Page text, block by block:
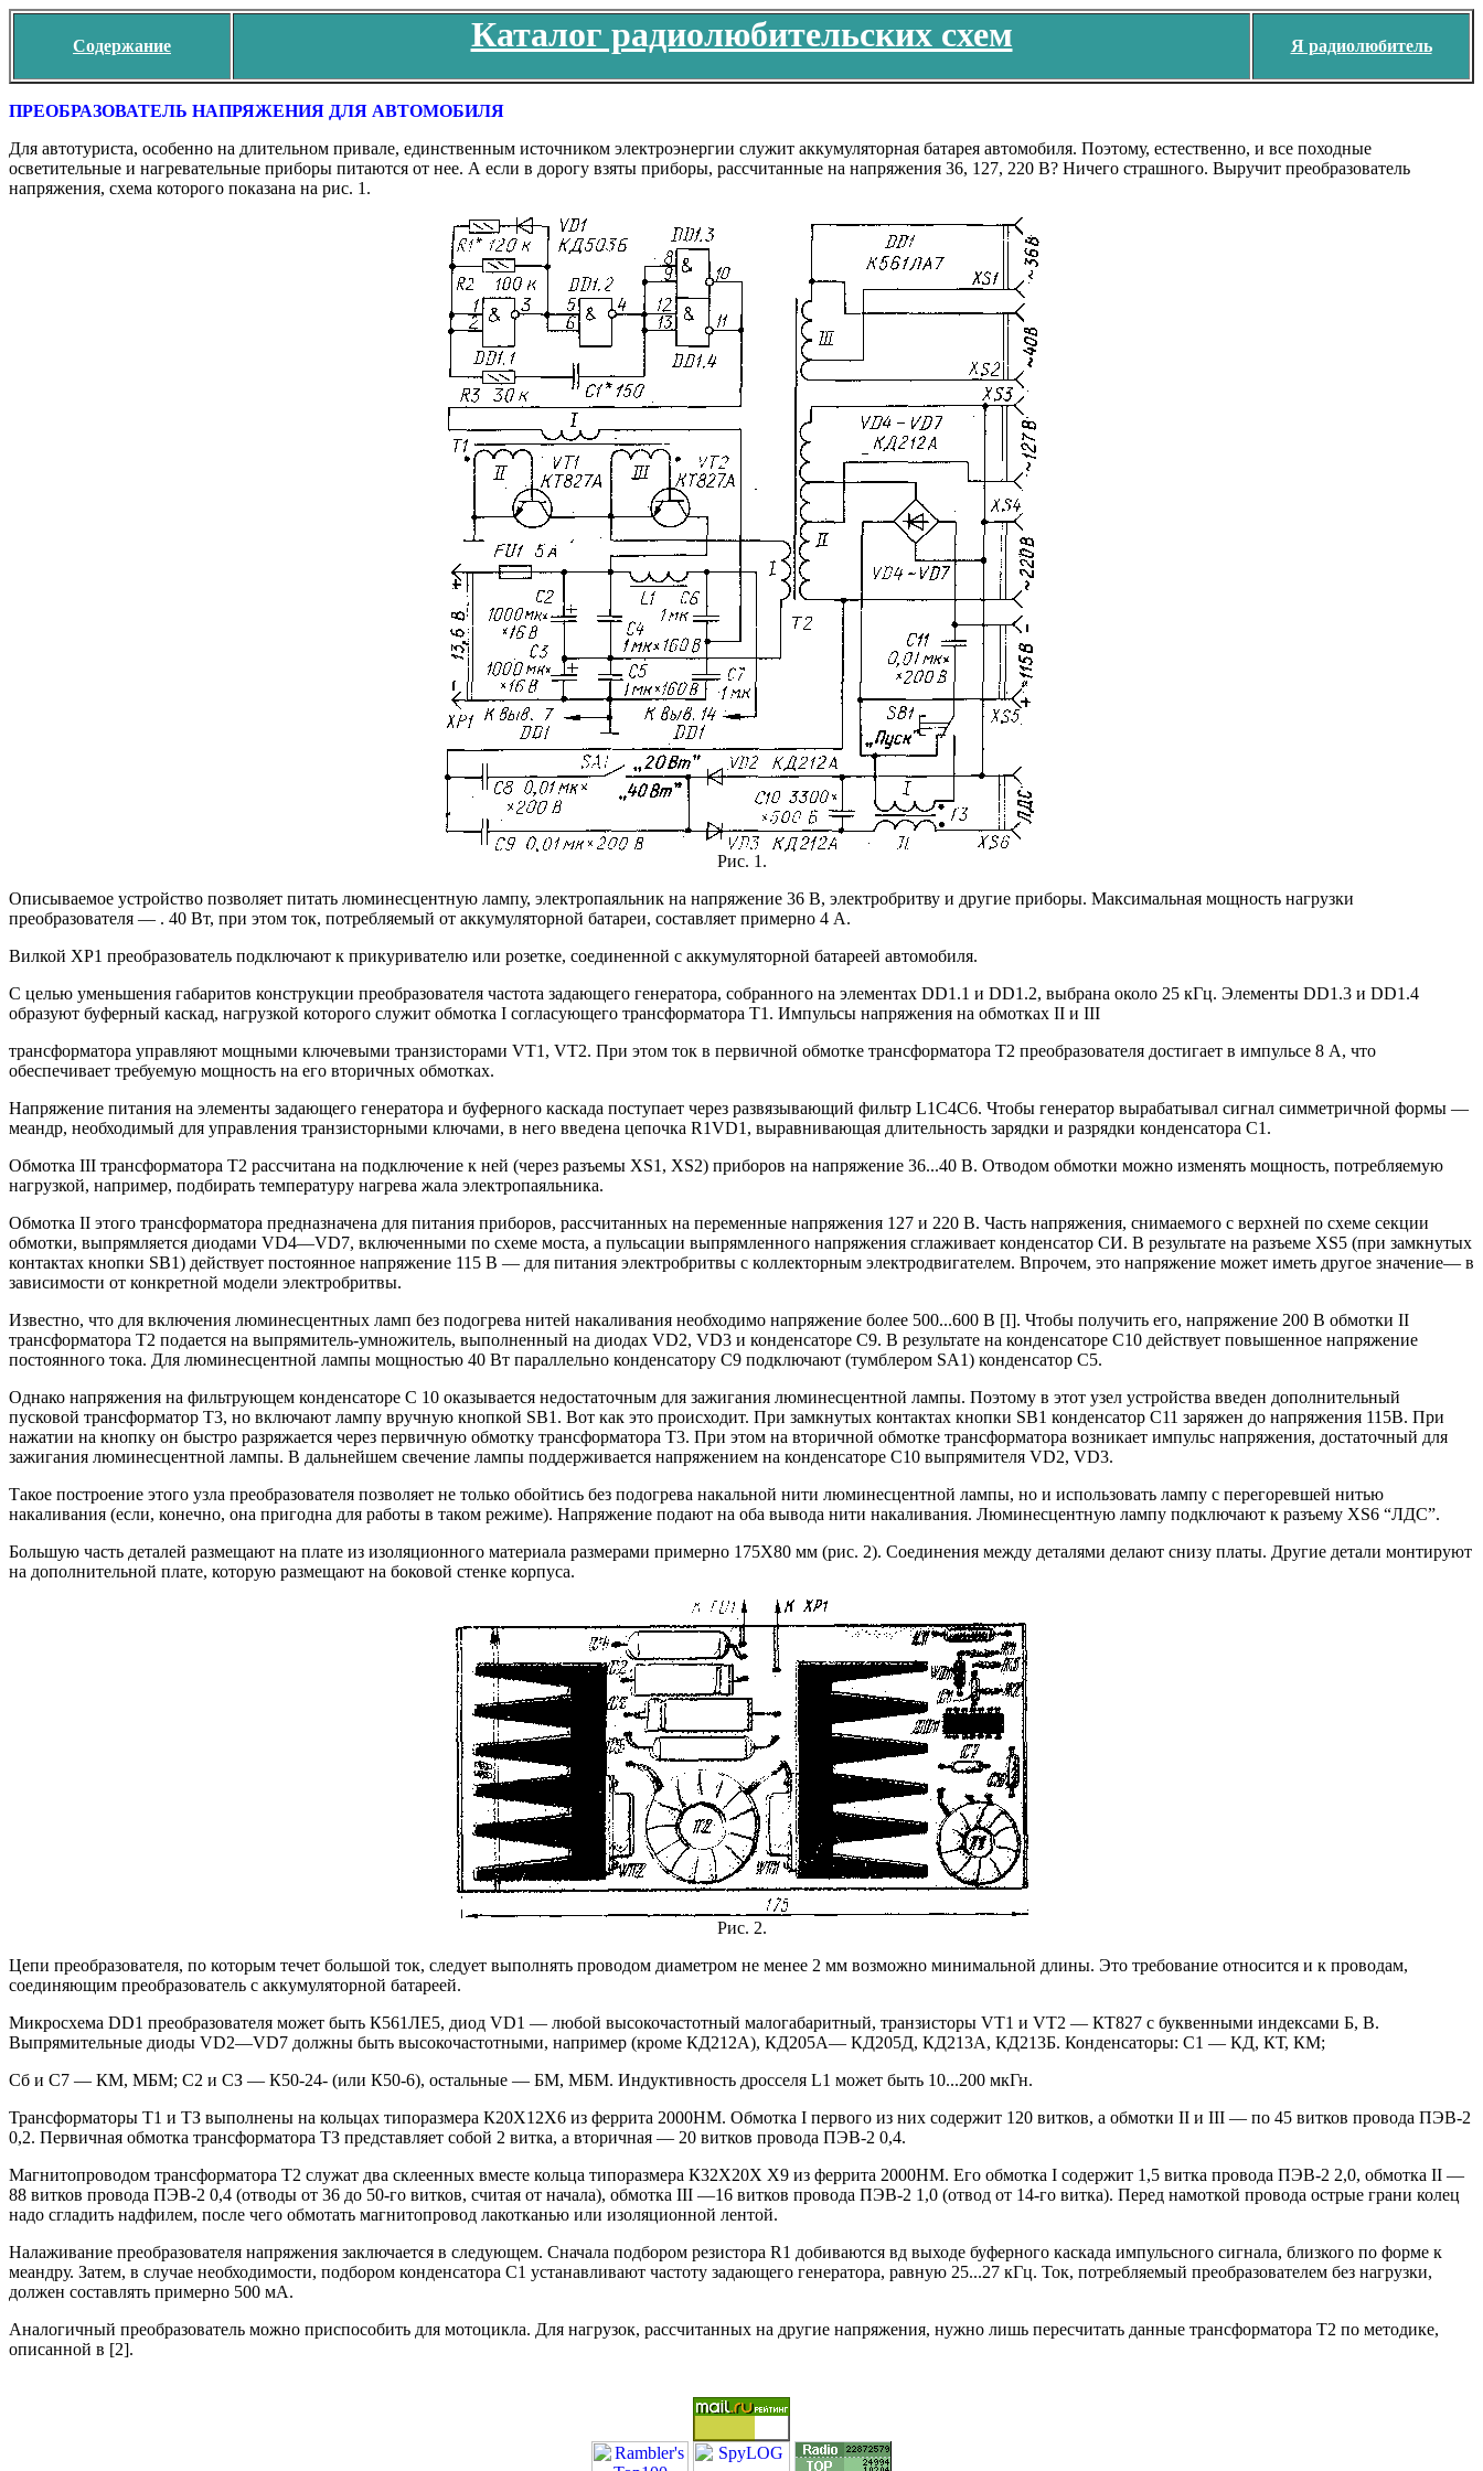
Содержание Каталог радиолюбительских схем Я радиолюбитель
ПРЕОБРАЗОВАТЕЛЬ НАПРЯЖЕНИЯ ДЛЯ АВТОМОБИЛЯ
Для автотуриста, особенно на длительном привале, единственным источником электроэнергии служит аккумуляторная батарея автомобиля. Поэтому, естественно, и все походные
осветительные и нагревательные приборы питаются от нее. А если в дорогу взяты приборы, рассчитанные на напряжения 36, 127, 220 В? Ничего страшного. Выручит преобразователь
напряжения, схема которого показана на рис. 1.
Рис. 1.
Описываемое устройство позволяет питать люминесцентную лампу, электропаяльник на напряжение 36 В, электробритву и другие приборы. Максимальная мощность нагрузки
преобразователя — . 40 Вт, при этом ток, потребляемый от аккумуляторной батареи, составляет примерно 4 А.
Вилкой ХР1 преобразователь подключают к прикуривателю или розетке, соединенной с аккумуляторной батареей автомобиля.
С целью уменьшения габаритов конструкции преобразователя частота задающего генератора, собранного на элементах DD1.1 и DD1.2, выбрана около 25 кГц. Элементы DD1.3 и DD1.4
образуют буферный каскад, нагрузкой которого служит обмотка I согласующего трансформатора Т1. Импульсы напряжения на обмотках II и III
трансформатора управляют мощными ключевыми транзисторами VT1, VT2. При этом ток в первичной обмотке трансформатора Т2 преобразователя достигает в импульсе 8 А, что
обеспечивает требуемую мощность на его вторичных обмотках.
Напряжение питания на элементы задающего генератора и буферного каскада поступает через развязывающий фильтр L1C4C6. Чтобы генератор вырабатывал сигнал симметричной формы —
меандр, необходимый для управления транзисторными ключами, в него введена цепочка R1VD1, выравнивающая длительность зарядки и разрядки конденсатора С1.
Обмотка III трансформатора Т2 рассчитана на подключение к ней (через разъемы XS1, XS2) приборов на напряжение 36...40 В. Отводом обмотки можно изменять мощность, потребляемую
нагрузкой, например, подбирать температуру нагрева жала электропаяльника.
Обмотка II этого трансформатора предназначена для питания приборов, рассчитанных на переменные напряжения 127 и 220 В. Часть напряжения, снимаемого с верхней по схеме секции
обмотки, выпрямляется диодами VD4—VD7, включенными по схеме моста, а пульсации выпрямленного напряжения сглаживает конденсатор СИ. В результате на разъеме XS5 (при замкнутых
контактах кнопки SB1) действует постоянное напряжение 115 В — для питания электробритвы с коллекторным электродвигателем. Впрочем, это напряжение может иметь другое значение— в
зависимости от конкретной модели электробритвы.
Известно, что для включения люминесцентных ламп без подогрева нитей накаливания необходимо напряжение более 500...600 В [I]. Чтобы получить его, напряжение 200 В обмотки II
трансформатора Т2 подается на выпрямитель-умножитель, выполненный на диодах VD2, VD3 и конденсаторе С9. В результате на конденсаторе С10 действует повышенное напряжение
постоянного тока. Для люминесцентной лампы мощностью 40 Вт параллельно конденсатору С9 подключают (тумблером SA1) конденсатор C5.
Однако напряжения на фильтрующем конденсаторе С 10 оказывается недостаточным для зажигания люминесцентной лампы. Поэтому в этот узел устройства введен дополнительный
пусковой трансформатор Т3, но включают лампу вручную кнопкой SB1. Вот как это происходит. При замкнутых контактах кнопки SB1 конденсатор С11 заряжен до напряжения 115В. При
нажатии на кнопку он быстро разряжается через первичную обмотку трансформатора Т3. При этом на вторичной обмотке трансформатора возникает импульс напряжения, достаточный для
зажигания люминесцентной лампы. В дальнейшем свечение лампы поддерживается напряжением на конденсаторе С10 выпрямителя VD2, VD3.
Такое построение этого узла преобразователя позволяет не только обойтись без подогрева накальной нити люминесцентной лампы, но и использовать лампу с перегоревшей нитью
накаливания (если, конечно, она пригодна для работы в таком режиме). Напряжение подают на оба вывода нити накаливания. Люминесцентную лампу подключают к разъему XS6 “ЛДС”.
Большую часть деталей размещают на плате из изоляционного материала размерами примерно 175Х80 мм (рис. 2). Соединения между деталями делают снизу платы. Другие детали монтируют
на дополнительной плате, которую размещают на боковой стенке корпуса.
Рис. 2.
Цепи преобразователя, по которым течет большой ток, следует выполнять проводом диаметром не менее 2 мм возможно минимальной длины. Это требование относится и к проводам,
соединяющим преобразователь с аккумуляторной батареей.
Микросхема DD1 преобразователя может быть К561ЛЕ5, диод VD1 — любой высокочастотный малогабаритный, транзисторы VT1 и VT2 — КТ827 с буквенными индексами Б, В.
Выпрямительные диоды VD2—VD7 должны быть высокочастотными, например (кроме КД212А), КД205А— КД205Д, КД213А, КД213Б. Конденсаторы: С1 — КД, КТ, КМ;
Сб и С7 — КМ, МБМ; С2 и СЗ — К50-24- (или К50-6), остальные — БМ, МБМ. Индуктивность дросселя L1 может быть 10...200 мкГн.
Трансформаторы Т1 и ТЗ выполнены на кольцах типоразмера К20Х12Х6 из феррита 2000НМ. Обмотка I первого из них содержит 120 витков, а обмотки II и III — по 45 витков провода ПЭВ-2
0,2. Первичная обмотка трансформатора ТЗ представляет собой 2 витка, а вторичная — 20 витков провода ПЭВ-2 0,4.
Магнитопроводом трансформатора Т2 служат два склеенных вместе кольца типоразмера К32Х20Х Х9 из феррита 2000НМ. Его обмотка I содержит 1,5 витка провода ПЭВ-2 2,0, обмотка II —
88 витков провода ПЭВ-2 0,4 (отводы от 36 до 50-го витков, считая от начала), обмотка III —16 витков провода ПЭВ-2 1,0 (отвод от 14-го витка). Перед намоткой провода острые грани колец
надо сгладить надфилем, после чего обмотать магнитопровод лакотканью или изоляционной лентой.
Налаживание преобразователя напряжения заключается в следующем. Сначала подбором резистора R1 добиваются вд выходе буферного каскада импульсного сигнала, близкого по форме к
меандру. Затем, в случае необходимости, подбором конденсатора С1 устанавливают частоту задающего генератора, равную 25...27 кГц. Ток, потребляемый преобразователем без нагрузки,
должен составлять примерно 500 мА.
Аналогичный преобразователь можно приспособить для мотоцикла. Для нагрузок, рассчитанных на другие напряжения, нужно лишь пересчитать данные трансформатора Т2 по методике,
описанной в [2].